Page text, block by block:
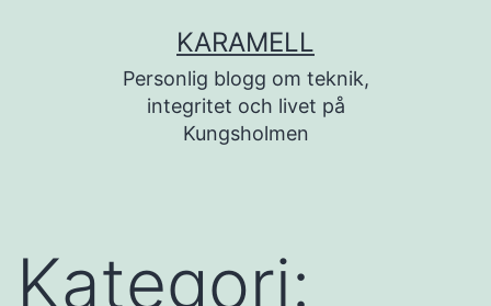
KARAMELL
Personlig blogg om teknik,
integritet och livet på
Kungsholmen
Kategori: